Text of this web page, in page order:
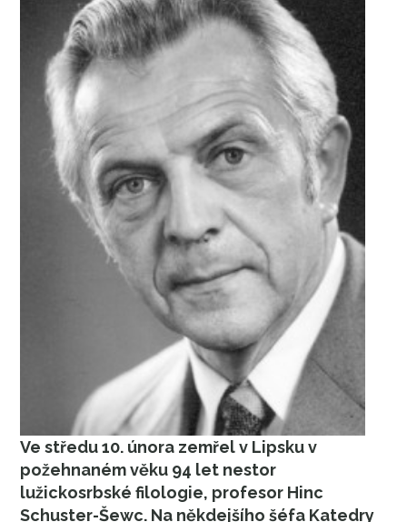
Ve středu 10. února zemřel v Lipsku v
požehnaném věku 94 let nestor
lužickosrbské filologie, profesor Hinc
Schuster-Šewc. Na někdejšího šéfa Katedry